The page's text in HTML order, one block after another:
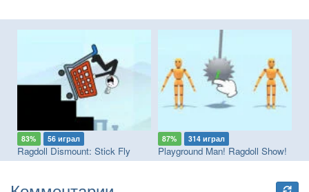
83% 56 играл
Ragdoll Dismount: Stick Fly
87% 314 играл
Playground Man! Ragdoll Show!